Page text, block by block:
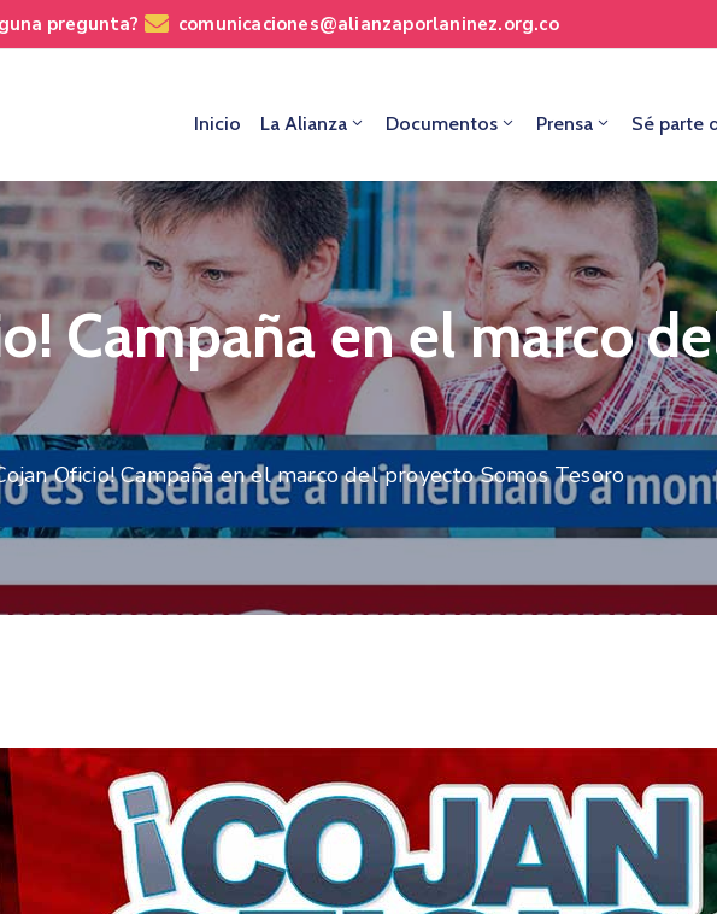
pregunta? comunicaciones@alianzaporlaninez.org.co
Inicio La Alianza Documentos Prensa Sé parte
Campaña en el marco
Oficio! Campaña en el marco del proyecto Somos Tesoro